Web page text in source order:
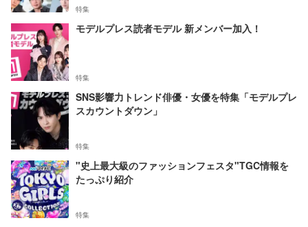
特集
モデルプレス読者モデル 新メンバー加入！
特集
SNS影響力トレンド俳優・女優を特集「モデルプレ
スカウントダウン」
特集
"史上最大級のファッションフェスタ"TGC情報を
たっぷり紹介
特集